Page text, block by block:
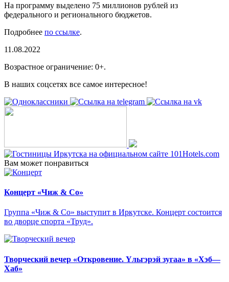
На программу выделено 75 миллионов рублей из
федерального и регионального бюджетов.
Подробнее по ссылке.
11.08.2022
Возрастное ограничение: 0+.
В наших соцсетях все самое интересное!
Вам может понравиться
Концерт «Чиж & Cо»
Группа «Чиж & Co» выступит в Иркутске. Концерт состоится
во дворце спорта «Труд».
Творческий вечер «Откровение. Yльгэрэй зугаа» в «Хэб—
Хаб»